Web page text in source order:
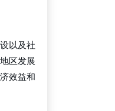
以及社
区发展
效益和